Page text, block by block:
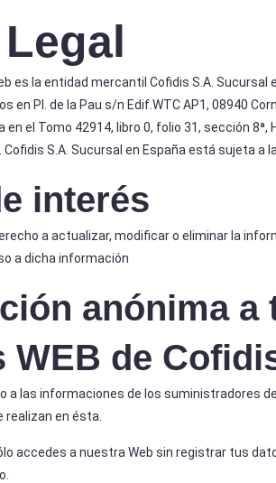
es la entidad mercantil Cofidis S.A. Sucursal
en Pl. de la Pau s/n Edif.WTC AP1, 08940
en el Tomo 42914, libro 0, folio 31, sección
Cofidis S.A. Sucursal en España está sujeta a
interés
a actualizar, modificar o eliminar la
a dicha información
anónima a
WEB de
a las informaciones de los suministradores
realizan en ésta.
accedes a nuestra Web sin registrar tus